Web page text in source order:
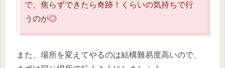
で、焦らずできたら奇跡！くらいの気持ちで行
うのが◎
また、場所を変えてやるのは結構難易度高いので、